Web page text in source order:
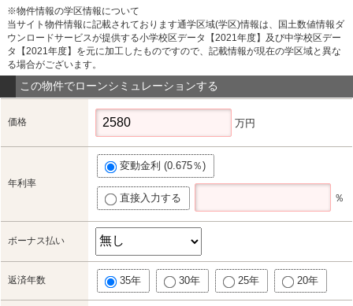
※物件情報の学区情報について
当サイト物件情報に記載されております通学区域(学区)情報は、国土数値情報ダ
ウンロードサービスが提供する小学校区データ【2021年度】及び中学校区デー
タ【2021年度】を元に加工したものですので、記載情報が現在の学区域と異な
る場合がございます。
この物件でローンシミュレーションする
価格 万円
年利率
変動金利 (0.675％)
直接入力する ％
ボーナス払い
返済年数 35年 30年 25年 20年